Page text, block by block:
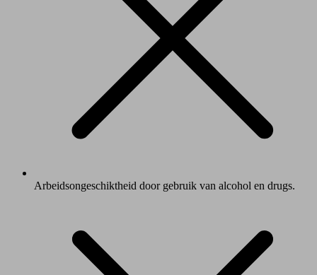
Arbeidsongeschiktheid door gebruik van alcohol en drugs.